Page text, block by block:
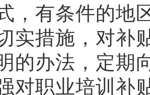
，有条件的地
实措施，对补
的办法，定期
对职业培训补